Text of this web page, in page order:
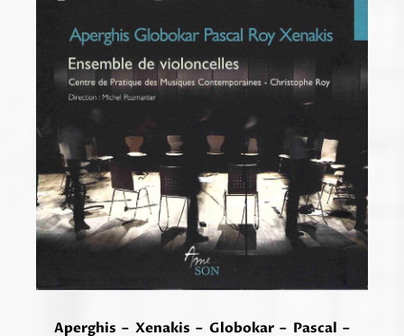
Aperghis – Xenakis – Globokar – Pascal –